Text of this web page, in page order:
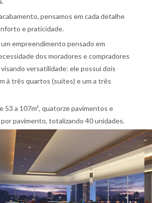
pensamos em cada detalhe
e praticidade.
empreendimento pensado em
dos moradores e compradores
versatilidade: ele possui dois
à três quartos (suítes) e um a três
53 a 107m², quatorze pavimentos e
pavimento, totalizando 40 unidades.